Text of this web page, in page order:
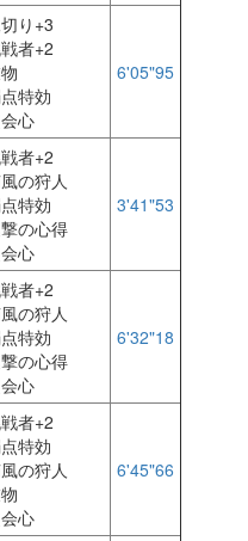
り+3
者+2
特効
心
6'05"95
者+2
の狩人
特効
の心得
心
3'41"53
者+2
の狩人
特効
の心得
心
6'32"18
者+2
特効
の狩人
心
6'45"66